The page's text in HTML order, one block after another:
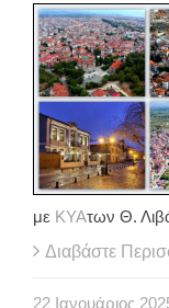
με ΚΥΑτων Θ.
Διαβάστε
22 Ιανουάριος